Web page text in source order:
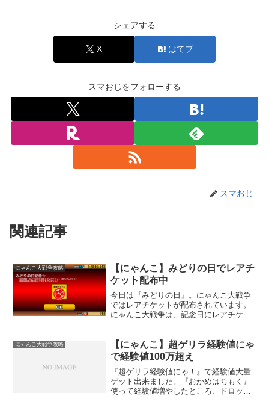
シェアする
X はてブ
スマおじをフォローする
スマおじ
関連記事
にゃんこ大戦争攻略
【にゃんこ】みどりの日でレアチ
ケット配布中
今日は『みどりの日』。にゃんこ大戦争
ではレアチケットが配布されています。
にゃんこ大戦争は、記念日にレアチケッ
ゲームですよね。早速、使ってみる。ね
こ海賊やっぱりねこ海賊で...
にゃんこ大戦争攻略
【にゃんこ】超ゲリラ経験値にゃ
で経験値100万超え
『超ゲリラ経験値にゃ！』で経験値大量
ゲット出来ました。『おかめはちもく』
使って経験値増やしたところ、ドロップ